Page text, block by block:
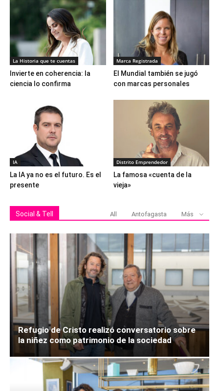
La Historia que te cuentas
Invierte en coherencia: la
ciencia lo confirma
Marca Registrada
El Mundial también se jugó
con marcas personales
IA
La IA ya no es el futuro. Es el
presente
Distrito Emprendedor
La famosa «cuenta de la
vieja»
Social & Tell All Antofagasta Más
Refugio de Cristo realizó conversatorio sobre
la niñez como patrimonio de la sociedad